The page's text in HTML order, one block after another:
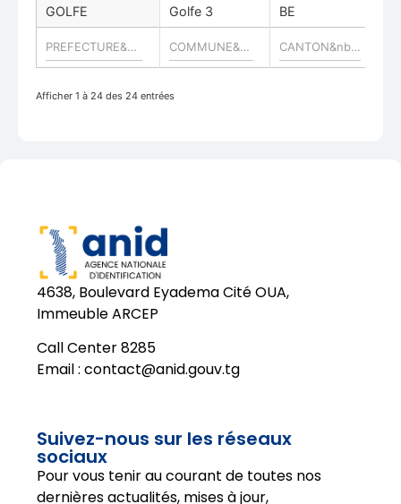
GOLFE
Golfe 3 BE
Afficher 1 à 24 des 24 entrées
4638, Boulevard Eyadema Cité OUA,
Immeuble ARCEP
Call Center 8285
Email : contact@anid.gouv.tg
Suivez-nous sur les réseaux
sociaux
Pour vous tenir au courant de toutes nos
dernières actualités, mises à jour,